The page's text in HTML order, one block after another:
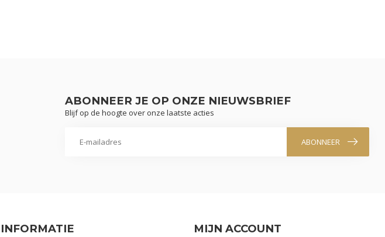
ABONNEER JE OP ONZE NIEUWSBRIEF
Blijf op de hoogte over onze laatste acties
ABONNEER
INFORMATIE MIJN ACCOUNT